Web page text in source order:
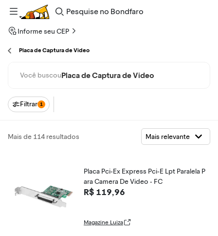
Pesquise
Bondfaro
Informe seu CEP
Placa de Captura de Video
Você buscouPlaca de Captura de Video
Filtrar 1
Mais de 114 resultados
Placa Pci-Ex Express Pci-E Lpt Paralela P
ara Camera De Video - FC
R$ 119,96
Magazine Luiza